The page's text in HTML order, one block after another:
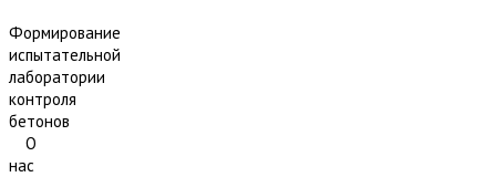
Формирование
испытательной
лаборатории
контроля
бетонов
О
нас